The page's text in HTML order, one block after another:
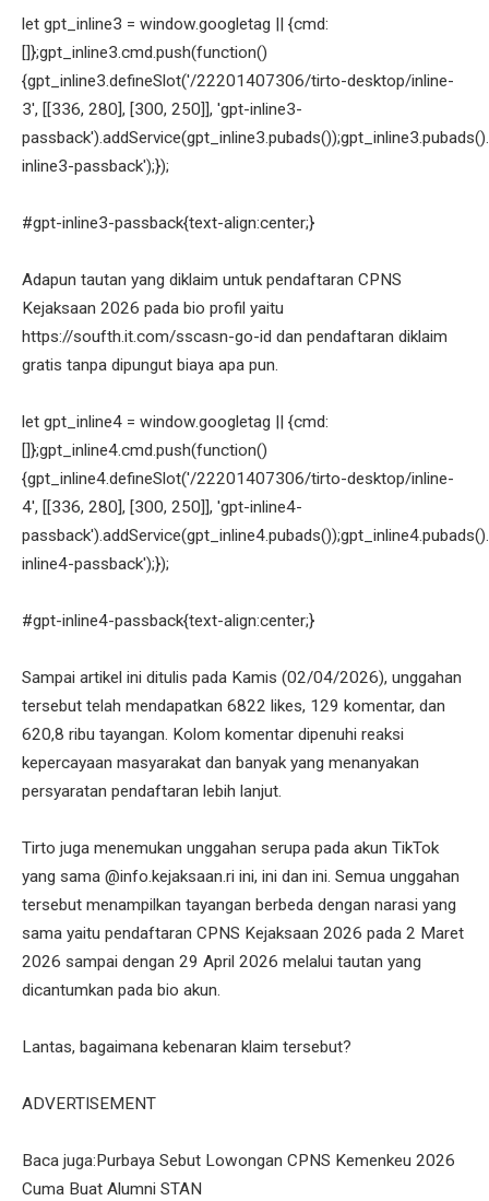
let gpt_inline3 = window.googletag || {cmd:
[]};gpt_inline3.cmd.push(function()
{gpt_inline3.defineSlot('/22201407306/tirto-desktop/inline-
3', [[336, 280], [300, 250]], 'gpt-inline3-
inline3-passback');});
#gpt-inline3-passback{text-align:center;}
Adapun tautan yang diklaim untuk pendaftaran CPNS
Kejaksaan 2026 pada bio profil yaitu
https://soufth.it.com/sscasn-go-id dan pendaftaran diklaim
gratis tanpa dipungut biaya apa pun.
let gpt_inline4 = window.googletag || {cmd:
[]};gpt_inline4.cmd.push(function()
{gpt_inline4.defineSlot('/22201407306/tirto-desktop/inline-
4', [[336, 280], [300, 250]], 'gpt-inline4-
inline4-passback');});
#gpt-inline4-passback{text-align:center;}
Sampai artikel ini ditulis pada Kamis (02/04/2026), unggahan
tersebut telah mendapatkan 6822 likes, 129 komentar, dan
620,8 ribu tayangan. Kolom komentar dipenuhi reaksi
kepercayaan masyarakat dan banyak yang menanyakan
persyaratan pendaftaran lebih lanjut.
Tirto juga menemukan unggahan serupa pada akun TikTok
yang sama @info.kejaksaan.ri ini, ini dan ini. Semua unggahan
tersebut menampilkan tayangan berbeda dengan narasi yang
sama yaitu pendaftaran CPNS Kejaksaan 2026 pada 2 Maret
2026 sampai dengan 29 April 2026 melalui tautan yang
dicantumkan pada bio akun.
Lantas, bagaimana kebenaran klaim tersebut?
ADVERTISEMENT
Baca juga:Purbaya Sebut Lowongan CPNS Kemenkeu 2026
Cuma Buat Alumni STAN